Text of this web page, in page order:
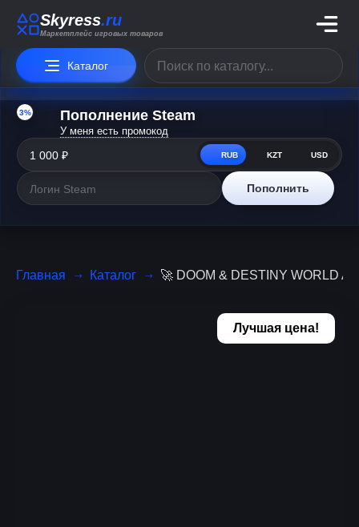
Skyress.ru
Маркетплейс игровых товаров
Каталог
3% Пополнение Steam
У меня есть промокод
RUB KZT USD
Пополнить
Главная Каталог 🚀 DOOM & DESTINY WORLD
Лучшая цена!